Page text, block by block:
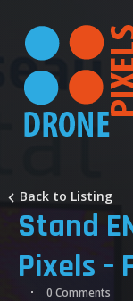
Back to Listing
Stand
Pixels –
0 Comments